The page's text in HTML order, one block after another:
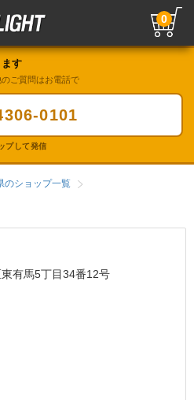
0
す
ご質問はお電話で
0101
プして発信
のショップ一覧
有馬5丁目34番12号